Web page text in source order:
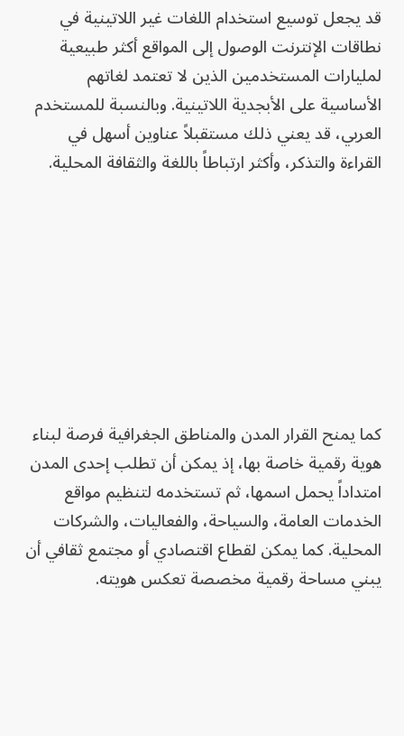
قد يجعل توسيع استخدام اللغات غير اللاتينية في
نطاقات الإنترنت الوصول إلى المواقع أكثر طبيعية
لمليارات المستخدمين الذين لا تعتمد لغاتهم
الأساسية على الأبجدية اللاتينية. وبالنسبة للمستخدم
العربي، قد يعني ذلك مستقبلاً عناوين أسهل في
القراءة والتذكر، وأكثر ارتباطاً باللغة والثقافة المحلية.
كما يمنح القرار المدن والمناطق الجغرافية فرصة لبناء
هوية رقمية خاصة بها، إذ يمكن أن تطلب إحدى المدن
امتداداً يحمل اسمها، ثم تستخدمه لتنظيم مواقع
الخدمات العامة، والسياحة، والفعاليات، والشركات
المحلية. كما يمكن لقطاع اقتصادي أو مجتمع ثقافي أن
يبني مساحة رقمية مخصصة تعكس هويته.